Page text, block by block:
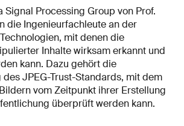
Signal Processing Group von Prof.
die Ingenieurfachleute an der
mit denen die
Inhalte wirksam erkannt und
kann. Dazu gehört die
JPEG-Trust-Standards, mit dem
vom Zeitpunkt ihrer Erstellung
überprüft werden kann.